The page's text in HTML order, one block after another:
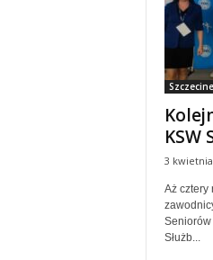
KSW
3
Aż cztery
Seniorów
Służb...